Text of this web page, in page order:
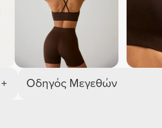
Οδηγός Μεγεθών